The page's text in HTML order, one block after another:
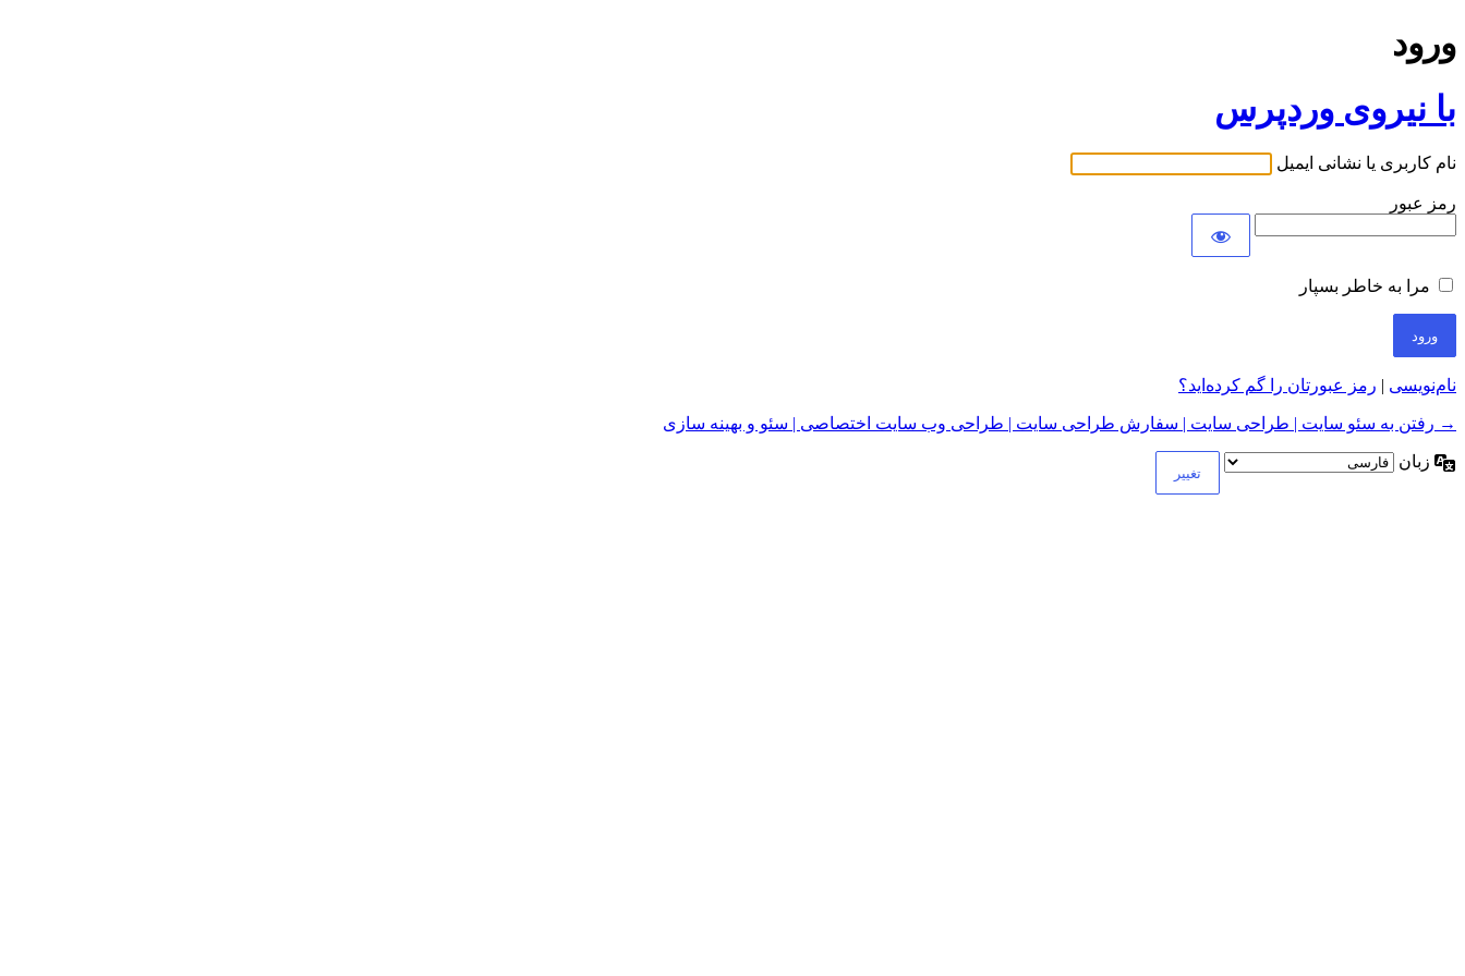
ورود
با نیروی وردپرس
نام کاربری یا نشانی ایمیل
رمز عبور
مرا به خاطر بسپار
نام‌نویسی | رمز عبورتان را گم کرده‌اید؟
→ رفتن به سئو سایت | طراحی سایت | سفارش طراحی سایت | طراحی وب سایت اختصاصی | سئو و بهینه سازی
زبان